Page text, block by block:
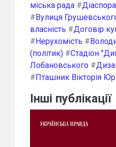
міська рада #Діаспора
# Вулиця
власність #Договір
# Нерухомість #
(політик) #Стадіон
Лобановського #
# Пташник Вікторія
Інші публікації